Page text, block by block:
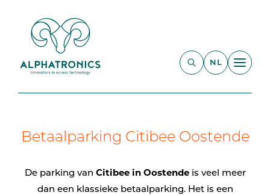
NL
Betaalparking Citibee Oostende
De parking van Citibee in Oostendeis veel meer
dan een klassieke betaalparking. Het is een